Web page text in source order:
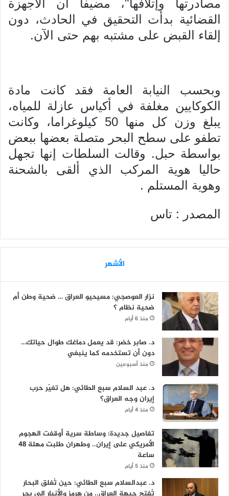
مصادرتها وإتلافها"، مضيفا أن الأجهزة
القضائية بدأت التحقيق في الحادث، دون
إلقاء القبض على مشتبه بهم حتى الآن.
وبحسب النيابة العامة فقد كانت مادة
الكوكايين مغلفة في أكياس عازلة للمياه،
يبلغ وزن كل منها 50 كيلوغراما، وكانت
تطفو على سطح البحر متصلة بعضها ببعض
بواسطة حبل. وقالت السلطات إنها تجهل
حاليا هوية المركب الذي ألقى بالشحنة
وهوية المستلم .
المصدر : تاس
الأشهر
نزار العوصجي: مسيحيو العراق … ضحية وطن أم
ضحية نظام ؟
منذ 6 أيام
د. صابر خضر: قد يعمل دماغك طوال حياتك…
دون أن تستخدمه كما ينبغي
منذ أسبوعين
د. عبد السلام سبع الطائي: هل تغيّر حرب
إيران وجه العراق؟
منذ 4 أيام
تفاصيل جديدة: وساطة سرية أوقفت الهجوم
الأمريكي على إيران.. وطهران طلبت مهلة 48
ساعة
منذ 5 أيام
د. عبدالسلام سبع الطائي: حين تُغلق البحار
تُفتح جبهة العراق.. من هرمز والأنبار الى بحر